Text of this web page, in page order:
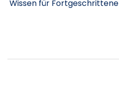
Wissen für Fortgeschrittene